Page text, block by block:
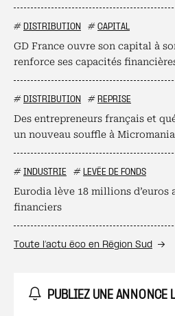
# DISTRIBUTION # CAPITAL
GD France ouvre son capital à
renforce ses capacités
# DISTRIBUTION # REPRISE
Des entrepreneurs français et
un nouveau souffle à Micromania
# INDUSTRIE # LEVÉE DE FONDS
Eurodia lève 18 millions d’euros
financiers
Toute l’actu éco en Région Sud
PUBLIEZ UNE ANNONCE